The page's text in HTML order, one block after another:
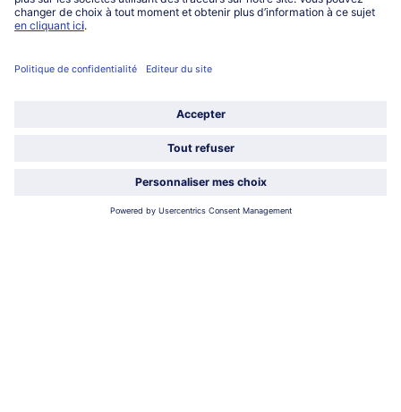
Lu-Ve : 9h - 20h (appel non surtaxé)